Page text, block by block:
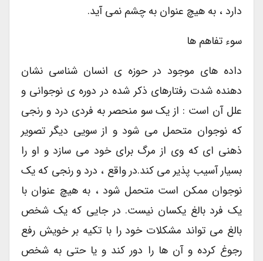
دارد ، به هیچ عنوان به چشم نمی آید.
سوء تفاهم ها
داده های موجود در حوزه ی انسان شناسی نشان
دهنده شدت رفتارهای ذکر شده در دوره ی نوجوانی و
علل آن است : از یک سو منحصر به فردی درد و رنجی
که نوجوان متحمل می شود و از سویی دیگر تصویر
ذهنی ای که وی از مرگ برای خود می سازد و او را
بسیار آسیب پذیر می کند.در واقع ، درد و رنجی که یک
نوجوان ممکن است متحمل شود ، به هیچ عنوان با
یک فرد بالغ یکسان نیست. در جایی که یک شخص
بالغ می تواند مشکلات خود را با تکیه بر خویش رفع
رجوغ کرده و آن ها را دور کند و یا حتی به شخص